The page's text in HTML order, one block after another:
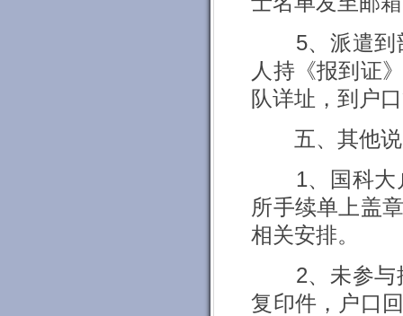
5、派遣到部
人持《报到证
队详址，到户
五、其他说
1、国科大户
所手续单上盖
相关安排。
2、未参与批
复印件，户口